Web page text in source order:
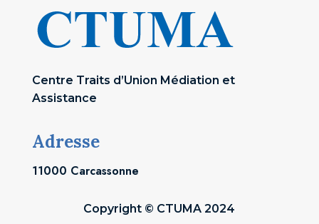
Centre Traits d’Union Médiation et
Assistance
Adresse
11000 Carcassonne
Copyright © CTUMA 2024